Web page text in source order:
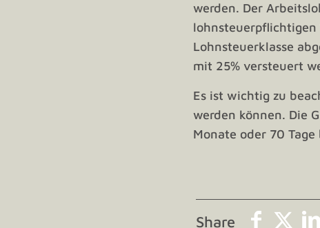
werden. Der
Lohnsteuerklasse
mit 25% versteuert
Es ist wichtig zu
werden können. Die
Monate oder 70 Tage
Share